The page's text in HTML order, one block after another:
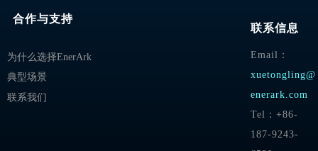
合作与支持
联系信息
Email：
xuetongling@
enerark.com
Tel：+86-
187-9243-
为什么选择EnerArk
典型场景
联系我们